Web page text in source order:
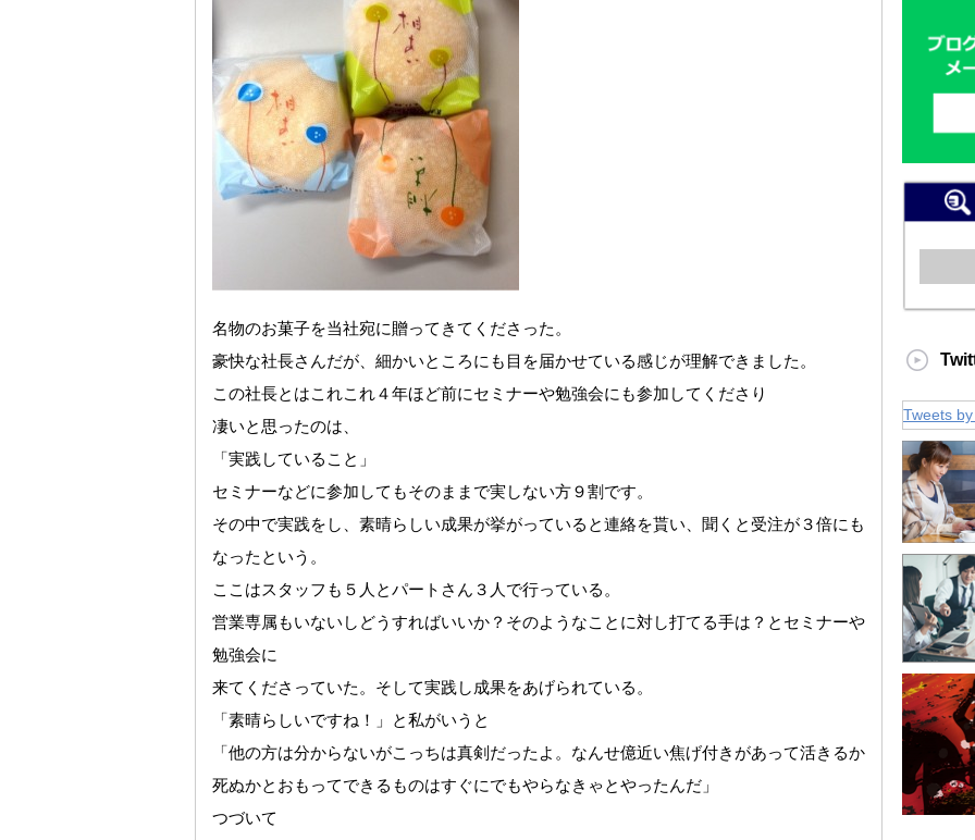
名物のお菓子を当社宛に贈ってきてくださった。
豪快な社長さんだが、細かいところにも目を届かせている感じが理解できました。
この社長とはこれこれ４年ほど前にセミナーや勉強会にも参加してくださり
凄いと思ったのは、
「実践していること」
セミナーなどに参加してもそのままで実しない方９割です。
その中で実践をし、素晴らしい成果が挙がっていると連絡を貰い、聞くと受注が３倍にも
なったという。
ここはスタッフも５人とパートさん３人で行っている。
営業専属もいないしどうすればいいか？そのようなことに対し打てる手は？とセミナーや
勉強会に
来てくださっていた。そして実践し成果をあげられている。
「素晴らしいですね！」と私がいうと
「他の方は分からないがこっちは真剣だったよ。なんせ億近い焦げ付きがあって活きるか
死ぬかとおもってできるものはすぐにでもやらなきゃとやったんだ」
つづいて
Tweets